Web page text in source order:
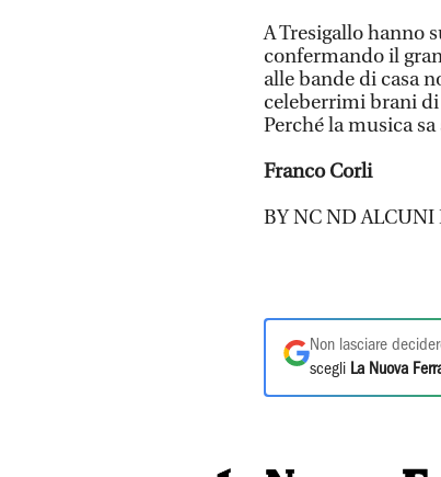
A Tresigallo hanno
confermando il
alle bande di casa
celeberrimi brani
Perché la musica
Franco Corli
BY NC ND ALCUNI
Non lasciare
scegli La Nuova